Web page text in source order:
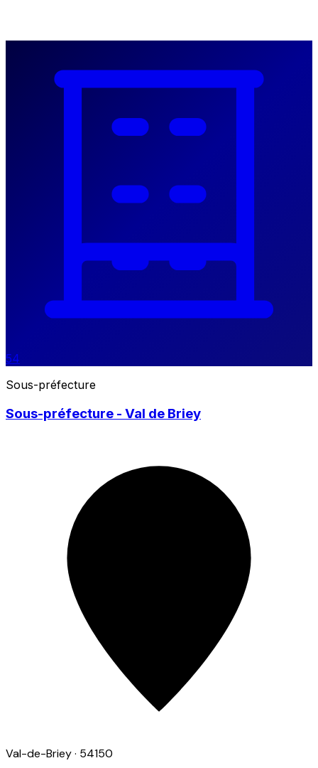
54
Sous-préfecture
Sous-préfecture - Val de Briey
Val-de-Briey· 54150